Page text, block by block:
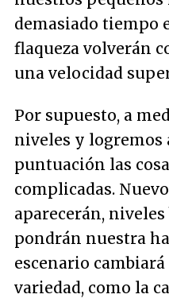
demasiado tiempo
flaqueza volverán
una velocidad
Por supuesto, a
niveles y
puntuación las
complicadas.
aparecerán,
pondrán nuestra
escenario
variedad, como la